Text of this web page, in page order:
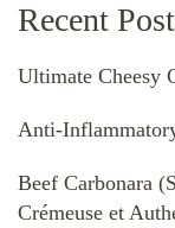
Recent
Ultimate Cheesy
Anti-
Beef Carbonara
Crémeuse et